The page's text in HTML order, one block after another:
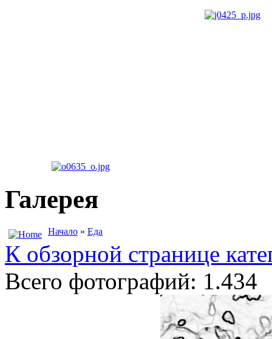
Галерея
Начало » Еда
К обзорной странице
Всего фотографий: 1.434